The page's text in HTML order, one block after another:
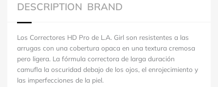
DESCRIPTION BRAND
Los Correctores HD Pro de L.A. Girl son resistentes a las
arrugas con una cobertura opaca en una textura cremosa
pero ligera. La fórmula correctora de larga duración
camufla la oscuridad debajo de los ojos, el enrojecimiento y
las imperfecciones de la piel.